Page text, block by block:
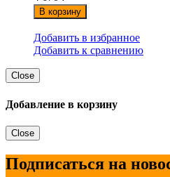
В корзину
Добавить в избранное
Добавить к сравнению
Close
Добавление в корзину
Close
Подписаться на